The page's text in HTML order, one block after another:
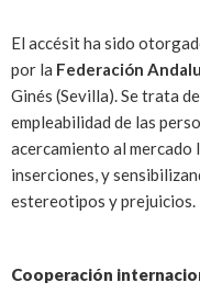
El accésit ha sido
por la Federación
Ginés (Sevilla). Se trata
empleabilidad de las
acercamiento al
inserciones, y
estereotipos y prejuicios.
Cooperación